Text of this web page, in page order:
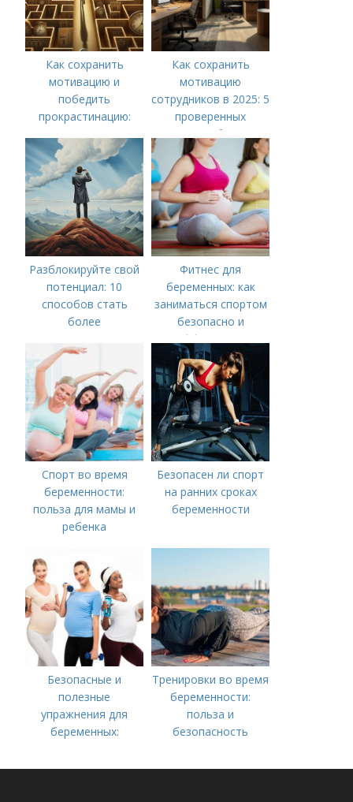
Как сохранить
мотивацию и
победить
прокрастинацию:
Как сохранить
мотивацию
сотрудников в 2025: 5
проверенных
способов
Разблокируйте свой
потенциал: 10
способов стать
более
Фитнес для
беременных: как
заниматься спортом
безопасно и
эффективно
Спорт во время
беременности:
польза для мамы и
ребенка
Безопасен ли спорт
на ранних сроках
беременности
Безопасные и
полезные
упражнения для
беременных:
будущих мам
Тренировки во время
беременности:
польза и
безопасность